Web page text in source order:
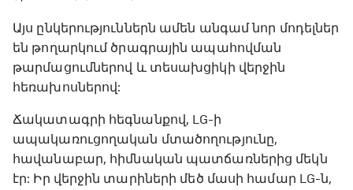
Այս ընկերություններն ամեն անգամ նոր մոդելներ
են թողարկում ծրագրային ապահովման
թարմացումներով և տեսախցիկի վերջին
հեռախոսներով:
Ճակատագրի հեգնանքով, LG-ի
ապակառուցողական մտածողությունը,
հավանաբար, հիմնական պատճառներից մեկն
էր: Իր վերջին տարիների մեծ մասի համար LG-ն,